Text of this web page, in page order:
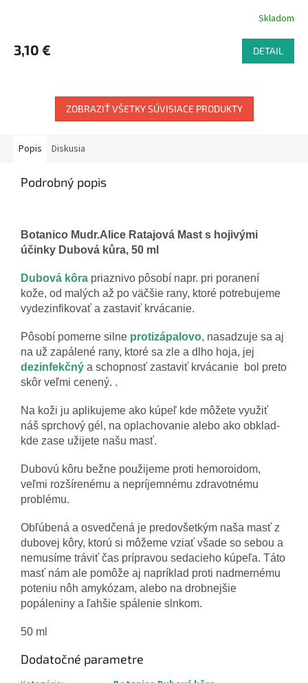
Skladom
3,10 € DETAIL
ZOBRAZIŤ VŠETKY SÚVISIACE PRODUKTY
Popis Diskusia
Podrobný popis
Botanico Mudr.Alice Ratajová Mast s hojivými
účinky Dubová kůra, 50 ml
Dubová kôra priaznivo pôsobí napr. pri poranení
kože, od malých až po väčšie rany, ktoré potrebujeme
vydezinfikovať a zastaviť krvácanie.
Pôsobí pomerne silne protizápalovo, nasadzuje sa aj
na už zapálené rany, ktoré sa zle a dlho hoja, jej
dezinfekčný a schopnosť zastaviť krvácanie bol preto
skôr veľmi cenený. .
Na koži ju aplikujeme ako kúpeľ kde môžete využiť
náš sprchový gél, na oplachovanie alebo ako obklad-
kde zase užijete našu masť.
Dubovú kôru bežne použijeme proti hemoroidom,
veľmi rozšírenému a nepríjemnému zdravotnému
problému.
Obľúbená a osvedčená je predovšetkým naša masť z
dubovej kôry, ktorú si môžeme vziať všade so sebou a
nemusíme tráviť čas prípravou sedacieho kúpeľa. Táto
masť nám ale pomôže aj napríklad proti nadmernému
poteniu nôh amykózam, alebo na drobnejšie
popáleniny a ľahšie spálenie slnkom.
50 ml
Dodatočné parametre